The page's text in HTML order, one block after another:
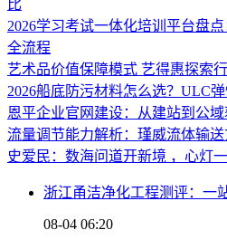
比
2026学习考试一体化培训平台盘
全流程
艺术品价值保障模式 艺得惠探索
2026船底防污材料怎么选？ULC
恩平企业官网建设：从建站到公
流量调节能力解析：瑾威流体输
史爱民：数海问道开新境 ，心灯
浙江甬洁净化工程测评：一
08-04 06:20